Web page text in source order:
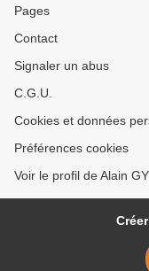
Pages
Contact
Signaler un abus
C.G.U.
Cookies et données
Préférences cookies
Voir le profil de Alain